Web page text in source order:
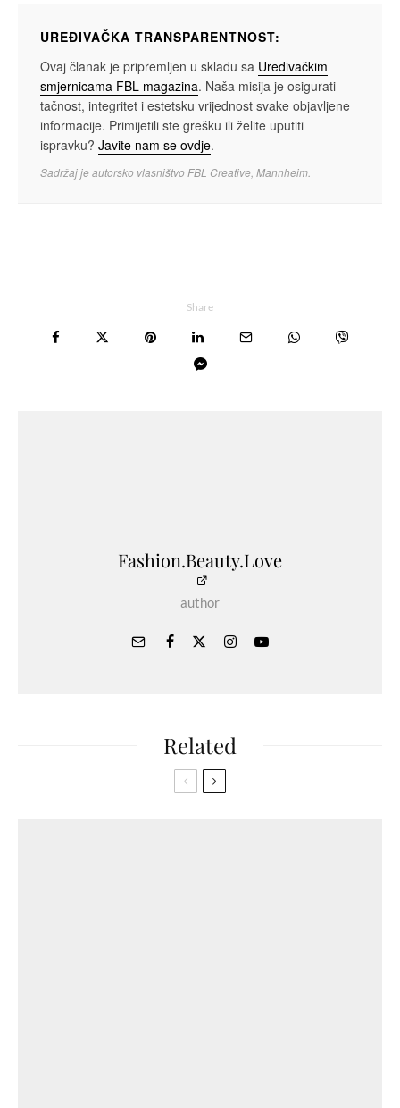
UREĐIVAČKA TRANSPARENTNOST:
Ovaj članak je pripremljen u skladu sa Uređivačkim
smjernicama FBL magazina. Naša misija je osigurati
tačnost, integritet i estetsku vrijednost svake objavljene
informacije. Primijetili ste grešku ili želite uputiti
ispravku? Javite nam se ovdje.
Sadržaj je autorsko vlasništvo FBL Creative, Mannheim.
Share
Fashion.Beauty.Love
author
Related